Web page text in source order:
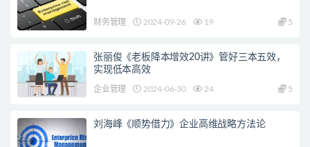
财务管理 2024-09-26 19 5
张丽俊《老板降本增效20讲》管好三本五效，
实现低本高效
企业管理 2024-06-30 24 5
刘海峰《顺势借力》企业高维战略方法论